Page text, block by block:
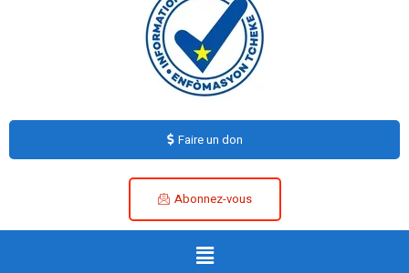
Faire un don
Abonnez-vous